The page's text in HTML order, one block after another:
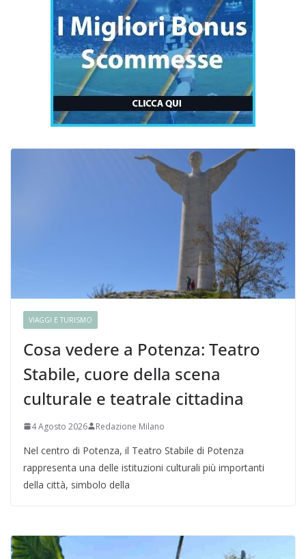
VIAGGI E TURISMO
Cosa vedere a Potenza: Teatro
Stabile, cuore della scena
culturale e teatrale cittadina
4 Agosto 2026 Redazione Milano
Nel centro di Potenza, il Teatro Stabile di Potenza
rappresenta una delle istituzioni culturali più importanti
della città, simbolo della